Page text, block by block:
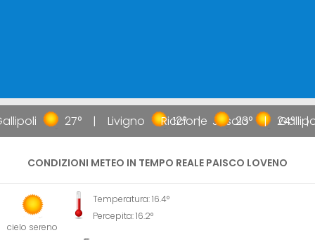
27° Livigno 12° Jesolo 24°
Riccione 23°
CONDIZIONI METEO IN TEMPO REALE PAISCO LOVENO
cielo sereno
Temperatura: 16.4°
Percepita: 16.2°